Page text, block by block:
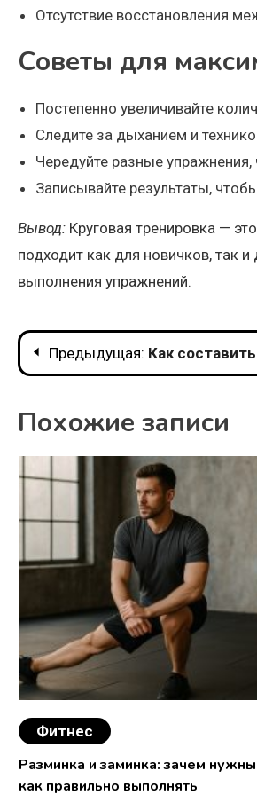
Отсутствие восстановления
Советы для
Постепенно увеличивайте
Следите за дыханием и
Чередуйте разные
Записывайте результаты,
Вывод: Круговая тренировка —
подходит как для новичков, так
выполнения упражнений.
Навигация
записям
Предыдущая: Как составить персональный план тренировок: советы
Похожие записи
Фитнес
Разминка и заминка: зачем
как правильно выполнять